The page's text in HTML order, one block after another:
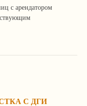
с арендатором
С ДГИ